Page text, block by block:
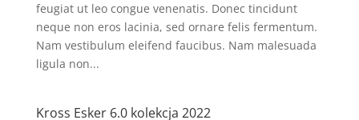
feugiat ut leo congue venenatis. Donec tincidunt
neque non eros lacinia, sed ornare felis fermentum.
Nam vestibulum eleifend faucibus. Nam malesuada
ligula non...
Kross Esker 6.0 kolekcja 2022